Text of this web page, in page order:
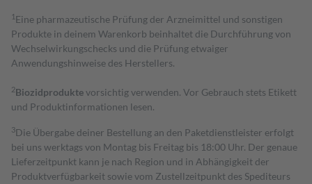
1 Eine pharmazeutische Prüfung der Arzneimittel und sonstigen
Produkte in deinem Warenkorb beinhaltet die Durchführung von
Wechselwirkungschecks und die Prüfung etwaiger
Anwendungshinweise des Herstellers.
2Biozidproduktevorsichtig verwenden. Vor Gebrauch stets Etikett
und Produktinformationen lesen.
3Die Übergabe deiner Bestellung an den Paketdienstleister erfolgt
bei uns werktags von Montag bis Freitag bis 18:00 Uhr. Der genaue
Lieferzeitpunkt kann je nach Region und in Abhängigkeit der
Produktverfügbarkeit sowie vom Zustellzeitpunkt des Spediteurs